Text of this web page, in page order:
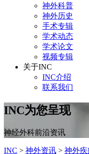
神外科普
神外历史
手术专辑
学术动态
学术论文
视频专辑
关于INC
INC介绍
联系我们
INC为您呈现
神经外科前沿资讯
INC > 神外资讯 > 神外疾